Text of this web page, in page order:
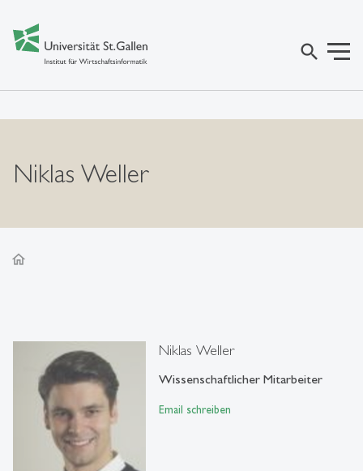
search
Niklas Weller
home
Niklas Weller
Wissenschaftlicher Mitarbeiter
Email schreiben